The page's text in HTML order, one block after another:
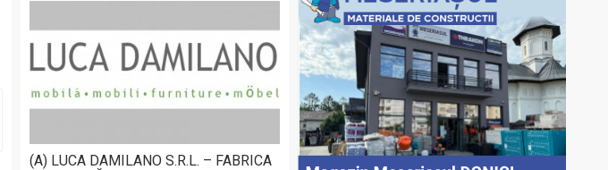
(A) LUCA DAMILANO S.R.L. – FABRICA